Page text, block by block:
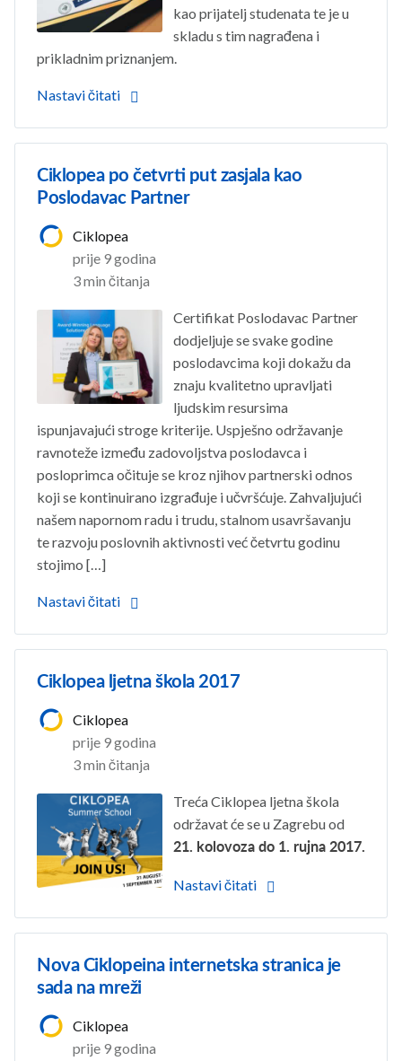
kao prijatelj studenata te je u
skladu s tim nagrađena i
prikladnim priznanjem.
Nastavi čitati
Ciklopea po četvrti put zasjala kao
Poslodavac Partner
Ciklopea
prije 9 godina
3 min čitanja
Certifikat Poslodavac Partner
dodjeljuje se svake godine
poslodavcima koji dokažu da
znaju kvalitetno upravljati
ljudskim resursima
ispunjavajući stroge kriterije. Uspješno održavanje
ravnoteže između zadovoljstva poslodavca i
posloprimca očituje se kroz njihov partnerski odnos
koji se kontinuirano izgrađuje i učvršćuje. Zahvaljujući
našem napornom radu i trudu, stalnom usavršavanju
te razvoju poslovnih aktivnosti već četvrtu godinu
stojimo […]
Nastavi čitati
Ciklopea ljetna škola 2017
Ciklopea
prije 9 godina
3 min čitanja
Treća Ciklopea ljetna škola
održavat će se u Zagrebu od
21. kolovoza do 1. rujna 2017.
Nastavi čitati
Nova Ciklopeina internetska stranica je
sada na mreži
Ciklopea
prije 9 godina